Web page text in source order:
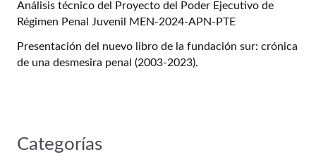
Análisis técnico del Proyecto del Poder Ejecutivo de
Régimen Penal Juvenil MEN-2024-APN-PTE
Presentación del nuevo libro de la fundación sur: crónica
de una desmesira penal (2003-2023).
Categorías